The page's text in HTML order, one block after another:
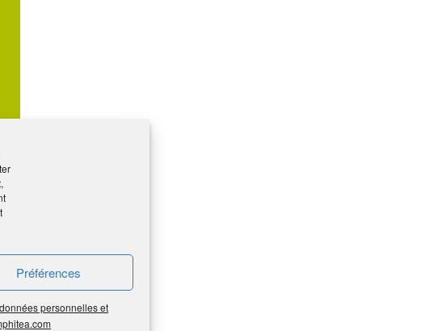
Préférences
personnelles et